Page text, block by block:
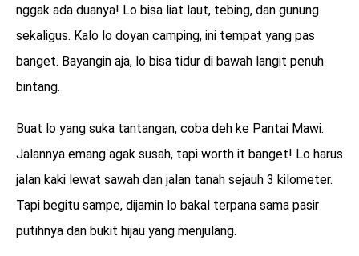
nggak ada duanya! Lo bisa liat laut, tebing, dan gunung
sekaligus. Kalo lo doyan camping, ini tempat yang pas
banget. Bayangin aja, lo bisa tidur di bawah langit penuh
bintang.
Buat lo yang suka tantangan, coba deh ke Pantai Mawi.
Jalannya emang agak susah, tapi worth it banget! Lo harus
jalan kaki lewat sawah dan jalan tanah sejauh 3 kilometer.
Tapi begitu sampe, dijamin lo bakal terpana sama pasir
putihnya dan bukit hijau yang menjulang.